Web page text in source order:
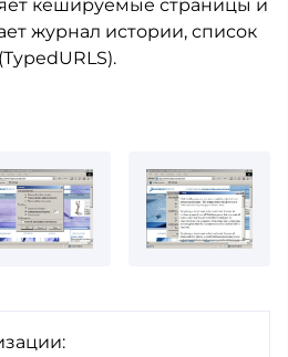
кешируемые страницы и
журнал истории, список